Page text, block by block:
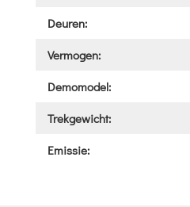
Deuren:
Vermogen:
Demomodel:
Trekgewicht:
Emissie: